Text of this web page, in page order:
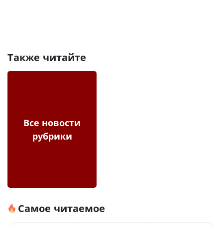
Также читайте
Все новости
рубрики
Самое читаемое